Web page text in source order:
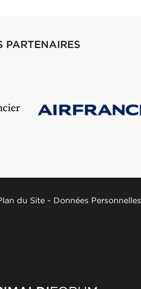
PARTENAIRES
du Site - Données Personnelles